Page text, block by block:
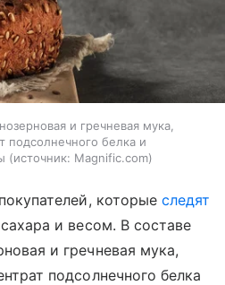
и гречневая мука,
подсолнечного белка и
источник: Magnific.com
которыеследят
и весом. В составе
и гречневая мука,
подсолнечного белка